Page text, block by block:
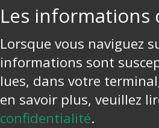
Les informations
Lorsque vous naviguez
informations sont
lues, dans votre
en savoir plus, veuillez
confidentialité.